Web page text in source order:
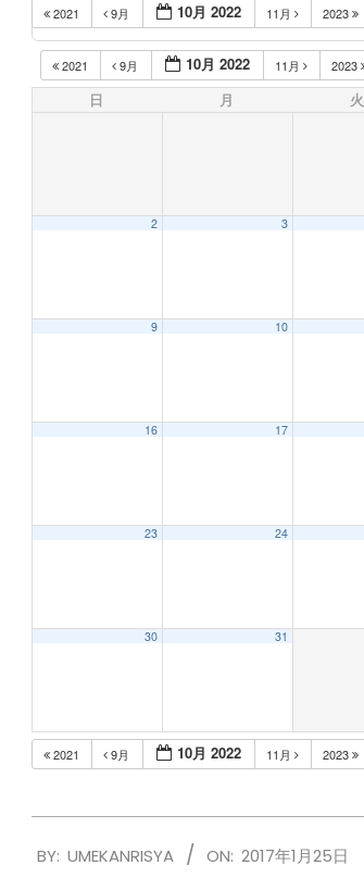
2021 9月 10月 2022 11月 2023
2021 9月 10月 2022 11月 2023
日 月 火
2 3
9 10
16 17
23 24
30 31
2021 9月 10月 2022 11月 2023
01-
BY: UMEKANRISYA ON: 2017年1月25日